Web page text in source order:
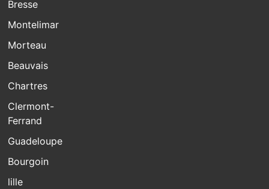
Bresse
Montelimar
Morteau
Beauvais
Chartres
Clermont-
Ferrand
Guadeloupe
Bourgoin
lille